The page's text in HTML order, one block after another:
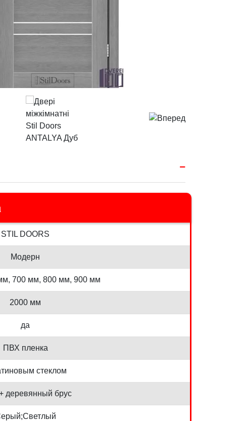
STIL DOORS
Модерн
700 мм, 800 мм, 900 мм
2000 мм
да
ПВХ пленка
стеклом
деревянный брус